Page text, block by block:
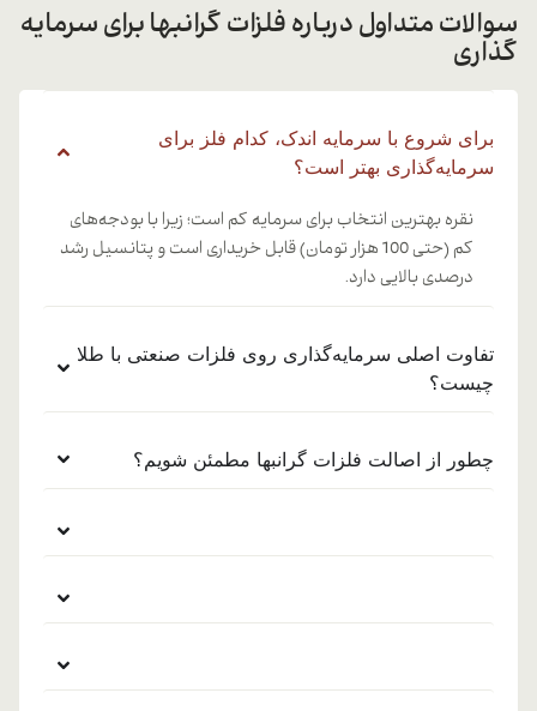
سوالات متداول درباره فلزات گرانبها برای سرمایه
گذاری
برای شروع با سرمایه اندک، کدام فلز برای
سرمایه‌گذاری بهتر است؟
نقره بهترین انتخاب برای سرمایه کم است؛ زیرا با بودجه‌های
کم (حتی 100 هزار تومان) قابل خریداری است و پتانسیل رشد
درصدی بالایی دارد.
تفاوت اصلی سرمایه‌گذاری روی فلزات صنعتی با طلا
چیست؟
چطور از اصالت فلزات گرانبها مطمئن شویم؟